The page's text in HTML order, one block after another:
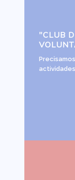
"CLUB
actividades